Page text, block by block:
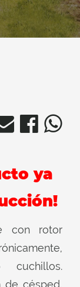
ya
con rotor
de césped,